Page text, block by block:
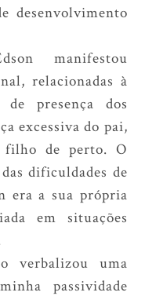
desenvolvimento
manifestou
relacionadas à
presença dos
excessiva do pai,
filho de perto. O
dificuldades de
era a sua própria
em situações
verbalizou uma
passividade